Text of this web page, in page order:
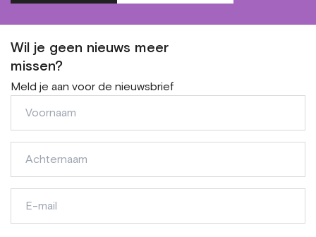
Wil je geen nieuws meer
missen?
Meld je aan voor de nieuwsbrief
mail